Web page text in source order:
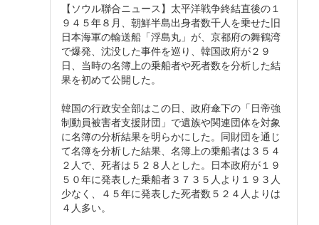
【ソウル聯合ニュース】太平洋戦争終結直後の１
９４５年８月、朝鮮半島出身者数千人を乗せた旧
日本海軍の輸送船「浮島丸」が、京都府の舞鶴湾
で爆発、沈没した事件を巡り、韓国政府が２９
日、当時の名簿上の乗船者や死者数を分析した結
果を初めて公開した。
韓国の行政安全部はこの日、政府傘下の「日帝強
制動員被害者支援財団」で遺族や関連団体を対象
に名簿の分析結果を明らかにした。同財団を通じ
て名簿を分析した結果、名簿上の乗船者は３５４
２人で、死者は５２８人とした。日本政府が１９
５０年に発表した乗船者３７３５人より１９３人
少なく、４５年に発表した死者数５２４人よりは
４人多い。